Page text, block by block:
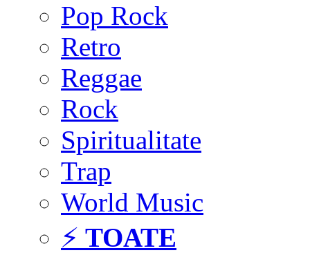
Pop Rock
Retro
Reggae
Rock
Spiritualitate
Trap
World Music
⚡ TOATE